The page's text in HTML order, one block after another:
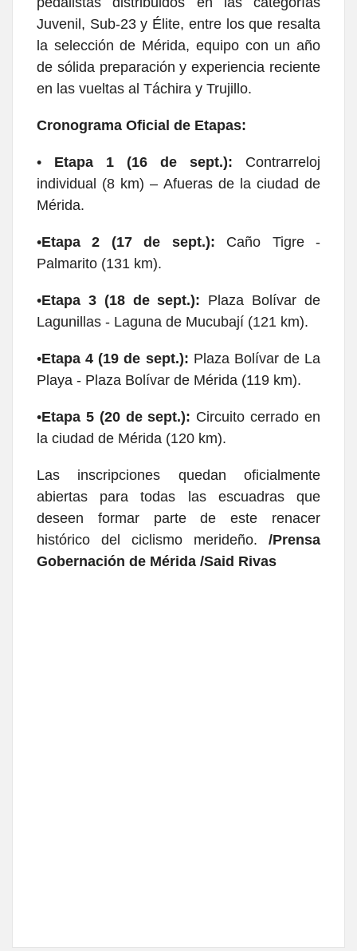
Juvenil, Sub-23 y Élite, entre los que resalta
la selección de Mérida, equipo con un año
de sólida preparación y experiencia reciente
en las vueltas al Táchira y Trujillo.
Cronograma Oficial de Etapas:
• Etapa 1 (16 de sept.):
Contrarreloj
individual (8 km) – Afueras de la ciudad de
Mérida.
•Etapa 2 (17 de sept.):
Caño Tigre -
Palmarito (131 km).
•Etapa 3 (18 de sept.): Plaza Bolívar de
Lagunillas - Laguna de Mucubají (121 km).
•Etapa 4 (19 de sept.): Plaza Bolívar de La
Playa - Plaza Bolívar de Mérida (119 km).
•Etapa 5 (20 de sept.): Circuito cerrado en
la ciudad de Mérida (120 km).
Las inscripciones quedan oficialmente
abiertas para todas las escuadras que
deseen formar parte de este renacer
histórico del ciclismo merideño.
/Prensa
Gobernación de Mérida /Said Rivas